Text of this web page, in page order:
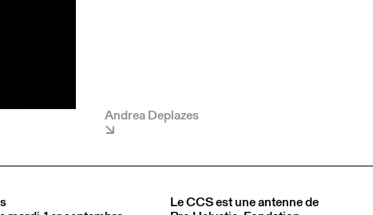
Andrea Deplazes
Le CCS est une antenne de